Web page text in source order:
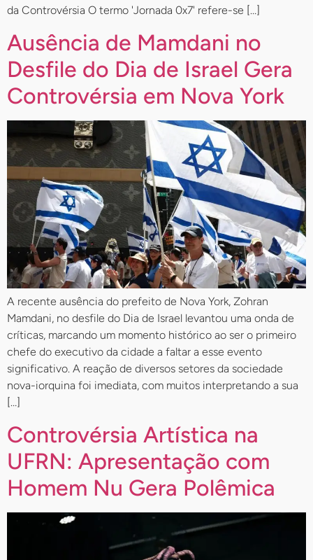
da Controvérsia O termo 'Jornada 0x7' refere-se […]
Ausência de Mamdani no
Desfile do Dia de Israel Gera
Controvérsia em Nova York
A recente ausência do prefeito de Nova York, Zohran
Mamdani, no desfile do Dia de Israel levantou uma onda de
críticas, marcando um momento histórico ao ser o primeiro
chefe do executivo da cidade a faltar a esse evento
significativo. A reação de diversos setores da sociedade
nova-iorquina foi imediata, com muitos interpretando a sua
[…]
Controvérsia Artística na
UFRN: Apresentação com
Homem Nu Gera Polêmica